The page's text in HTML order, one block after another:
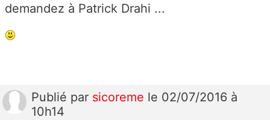
demandez à Patrick Drahi ...
Publié par sicoreme le 02/07/2016 à
10h14